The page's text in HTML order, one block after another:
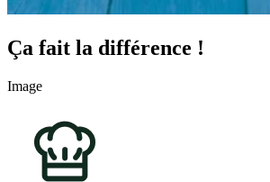
Ça fait la différence !
Image